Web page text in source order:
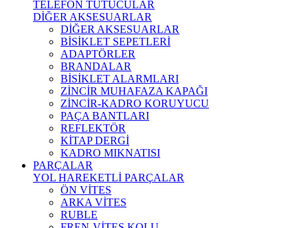
TELEFON TUTUCULAR
DİĞER AKSESUARLAR
DİĞER AKSESUARLAR
BİSİKLET SEPETLERİ
ADAPTÖRLER
BRANDALAR
BİSİKLET ALARMLARI
ZİNCİR MUHAFAZA KAPAĞI
ZİNCİR-KADRO KORUYUCU
PAÇA BANTLARI
REFLEKTÖR
KİTAP DERGİ
KADRO MIKNATISI
PARÇALAR
YOL HAREKETLİ PARÇALAR
ÖN VİTES
ARKA VİTES
RUBLE